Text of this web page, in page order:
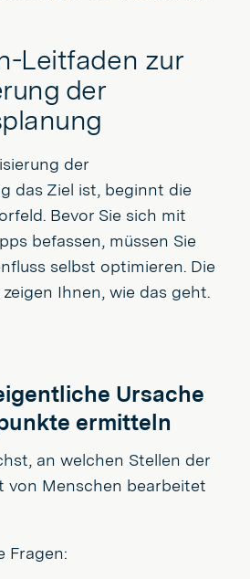
Leitfaden zur
der
der
das Ziel ist, beginnt die
Bevor Sie sich mit
befassen, müssen Sie
selbst optimieren. Die
Ihnen, wie das geht.
Ursache
ermitteln
an welchen Stellen der
von Menschen bearbeitet
Fragen: